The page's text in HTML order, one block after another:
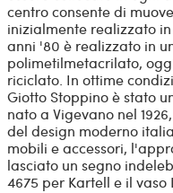
centro consente di
inizialmente realizzato
anni '80 è realizzato in
polimetilmetacrilato,
riciclato. In ottime
Giotto Stoppino è stato
nato a Vigevano nel
del design moderno
mobili e accessori,
lasciato un segno
4675 per Kartell e il vaso